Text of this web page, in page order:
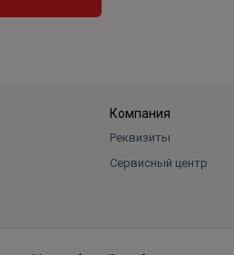
Компания
Реквизиты
Сервисный центр